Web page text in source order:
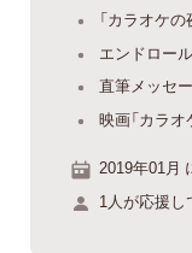
「カラオケの
エンドロー
直筆メッセ
映画「カラ
2019年01月
1人が応援し